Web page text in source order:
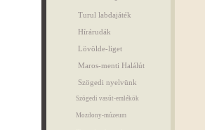
Turul labdajáték
Hírárudák
Lövölde-liget
Maros-menti Halálút
Szögedi nyelvünk
Szögedi vasút-emlékök
Mozdony-múzeum